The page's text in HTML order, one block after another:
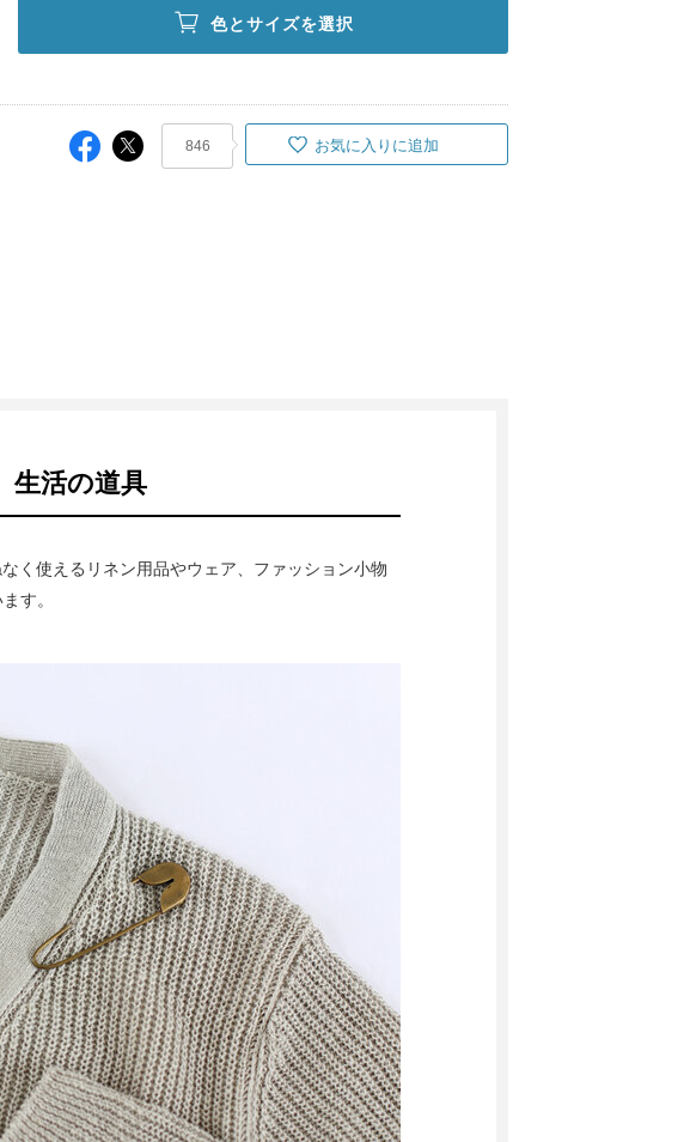
色とサイズを選択
846 お気に入りに追加
生活の道具
く使えるリネン用品やウェア、ファッション小物
す。